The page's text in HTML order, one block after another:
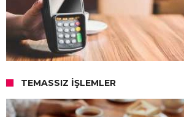
TEMASSIZ İŞLEMLER